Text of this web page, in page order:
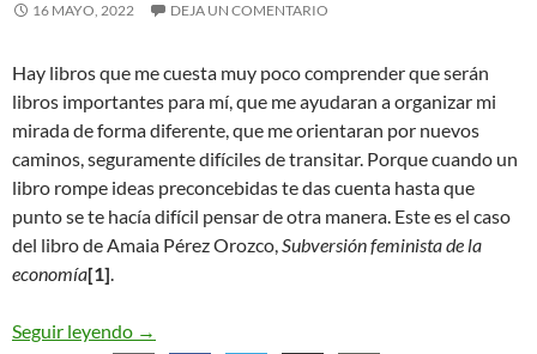
16 MAYO, 2022 DEJA UN COMENTARIO
Hay libros que me cuesta muy poco comprender que serán
libros importantes para mí, que me ayudaran a organizar mi
mirada de forma diferente, que me orientaran por nuevos
caminos, seguramente difíciles de transitar. Porque cuando un
libro rompe ideas preconcebidas te das cuenta hasta que
punto se te hacía difícil pensar de otra manera. Este es el caso
del libro de Amaia Pérez Orozco,Subversión feminista de la
economía[1].
Seguir leyendo Economía feminista. Algunas reflexiones
→